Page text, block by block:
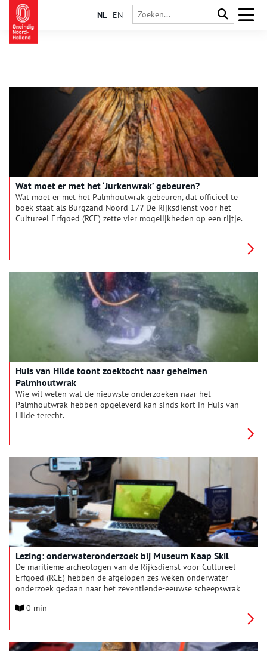
NL EN
Wat moet er met het ‘Jurkenwrak’ gebeuren?
Wat moet er met het Palmhoutwrak gebeuren, dat officieel te
boek staat als Burgzand Noord 17? De Rijksdienst voor het
Cultureel Erfgoed (RCE) zette vier mogelijkheden op een rijtje.
Huis van Hilde toont zoektocht naar geheimen
Palmhoutwrak
Wie wil weten wat de nieuwste onderzoeken naar het
Palmhoutwrak hebben opgeleverd kan sinds kort in Huis van
Hilde terecht.
Lezing: onderwateronderzoek bij Museum Kaap Skil
De maritieme archeologen van de Rijksdienst voor Cultureel
Erfgoed (RCE) hebben de afgelopen zes weken onderwater
onderzoek gedaan naar het zeventiende-eeuwse scheepswrak
vertellen bij Museum Kaap Skil op Texel.
0 min